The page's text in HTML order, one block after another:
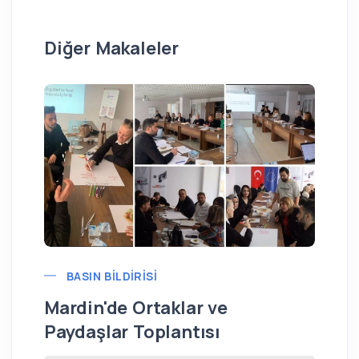
Diğer Makaleler
BASIN BILDIRISI
Mardin'de Ortaklar ve
Paydaşlar Toplantısı